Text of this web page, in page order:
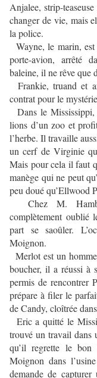
Anjalee, strip-
changer de vie, mais
la police.
Wayne, le marin,
porte-avion, arrêté
baleine, il ne rêve que
Frankie, truand et
contrat pour le
Dans le
lions d’un zoo et
l’herbe. Il travaille
un cerf de Virginie
Mais pour cela il faut
manège qui ne peut
peu doué qu’Ellwood
Chez M.
complètement oublié
part se saoûler.
Moignon.
Merlot est un
boucher, il a réussi à
permis de rencontrer
prépare à filer le
de Candy, cloîtrée
Eric a quitté le
trouvé un travail dans
qu’il regrette le bon
Moignon dans
demande de